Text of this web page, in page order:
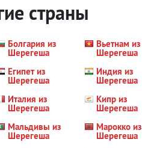
страны
Болгария из
Шерегеша
Вьетнам из
Шерегеша
Египет из
Шерегеша
Индия из
Шерегеша
Италия из
Шерегеша
Кипр из
Шерегеша
Мальдивы из
Шерегеша
Марокко из
Шерегеша